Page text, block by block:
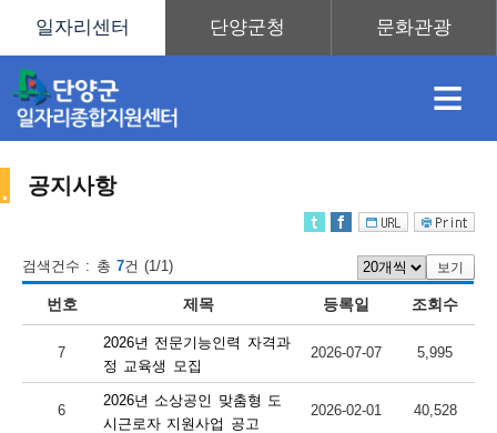
≡
용
정
재
정
업
훈
업
도
터
안
공지사항
검색건수 : 총 7건 (1/1) 보기
번호 제목 등록일 조회수
7
2026년 전문기능인력 자격과
정 교육생 모집
2026-07-07 5,995
6
2026년 소상공인 맞춤형 도
시근로자 지원사업 공고
2026-02-01 40,528
센